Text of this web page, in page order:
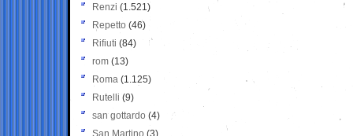
Renzi (1.521)
Repetto (46)
Rifiuti (84)
rom (13)
Roma (1.125)
Rutelli (9)
san gottardo (4)
San Martino (3)